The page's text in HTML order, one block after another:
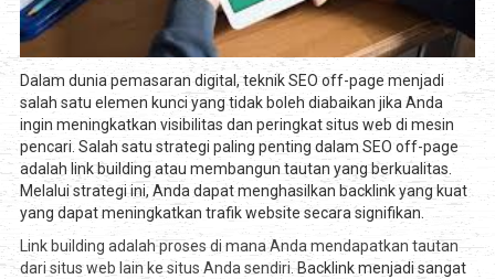
Dalam dunia pemasaran digital, teknik SEO off-page menjadi
salah satu elemen kunci yang tidak boleh diabaikan jika Anda
ingin meningkatkan visibilitas dan peringkat situs web di mesin
pencari. Salah satu strategi paling penting dalam SEO off-page
adalah link building atau membangun tautan yang berkualitas.
Melalui strategi ini, Anda dapat menghasilkan backlink yang kuat
yang dapat meningkatkan trafik website secara signifikan.
Link building adalah proses di mana Anda mendapatkan tautan
dari situs web lain ke situs Anda sendiri. Backlink menjadi sangat